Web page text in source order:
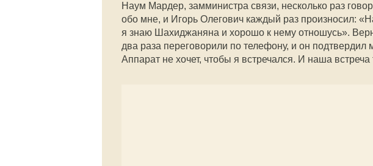
Наум Мардер, замминистра связи, несколько раз
обо мне, и Игорь Олегович каждый раз произносил:
я знаю Шахиджаняна и хорошо к нему отношусь».
два раза переговорили по телефону, и он подтвердил
Аппарат не хочет, чтобы я встречался. И наша встреча